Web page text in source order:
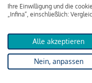
von 237.000 Euro
Darüber hinaus fallen
Ihre Einwilligung und die
„Infina“, einschließlich:
Alle akzeptieren
Nein, anpassen